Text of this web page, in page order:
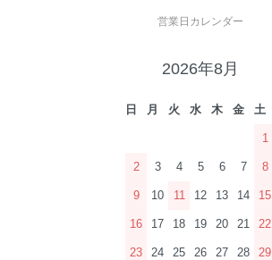
営業日カレンダー
2026年8月
日 月 火 水 木 金 土
1
2 3 4 5 6 7 8
9 10 11 12 13 14 15
16 17 18 19 20 21 22
23 24 25 26 27 28 29